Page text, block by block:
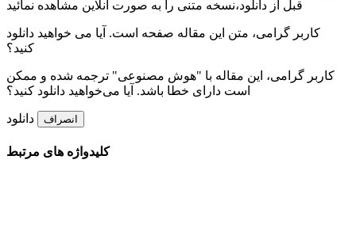
قبل از دانلود،نسخه متنی را به صورت آنلاین مشاهده نمائید
کاربر گرامی، متن این مقاله صفحه است. آیا می خواهید دانلود
کنید؟
کاربر گرامی، این مقاله با "هوش مصنوعی" ترجمه شده و ممکن
است دارای خطا باشد. آیا می‌خواهید دانلود کنید؟
دانلود انصراف
کلیدواژه های مرتبط